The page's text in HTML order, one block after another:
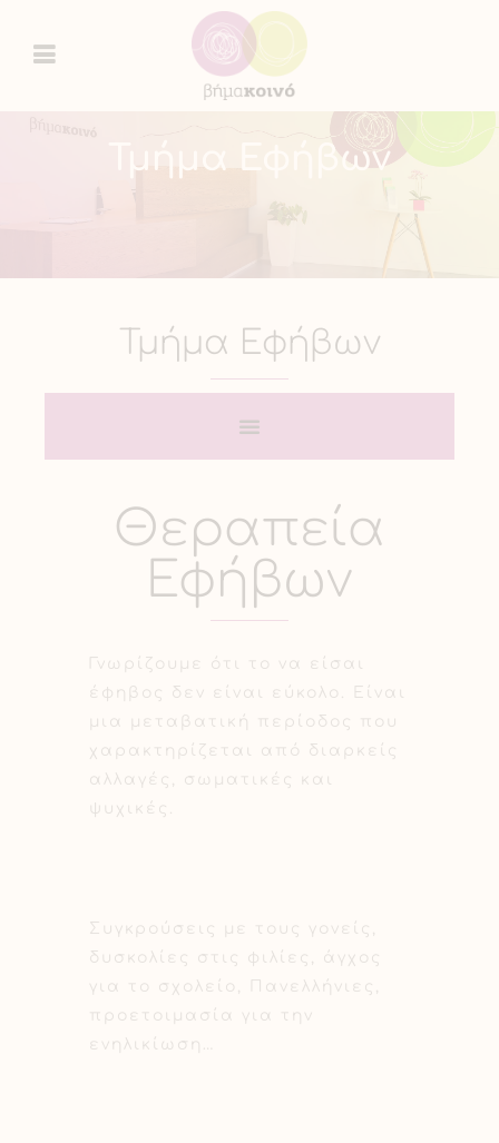
Τμήμα Εφήβων
Τμήμα Εφήβων
Θεραπεία
Εφήβων
Γνωρίζουμε ότι το να είσαι
έφηβος δεν είναι εύκολο. Είναι
μια μεταβατική περίοδος που
χαρακτηρίζεται από διαρκείς
αλλαγές, σωματικές και
ψυχικές.
Συγκρούσεις με τους γονείς,
δυσκολίες στις φιλίες, άγχος
για το σχολείο, Πανελλήνιες,
προετοιμασία για την
ενηλικίωση…